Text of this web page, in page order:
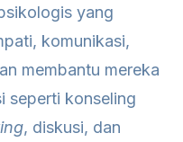
yang
komunikasi,
membantu mereka
seperti konseling
, diskusi, dan